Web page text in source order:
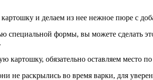
и делаем из нее нежное пюре с
формы, вы можете сделать
картошку, обязательно оставляем место
не раскрылись во время варки, для